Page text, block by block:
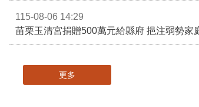
115-08-06 14:29
苗栗玉清宮捐贈500萬元給縣府 挹注弱勢家
更多